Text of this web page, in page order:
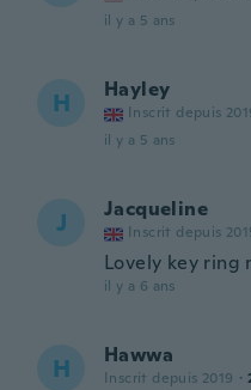
il y a 5 ans
H Hayley
Inscrit depuis
il y a 5 ans
J Jacqueline
Inscrit depuis
Lovely key ring
il y a 6 ans
H Hawwa
Inscrit depuis 2019 ·